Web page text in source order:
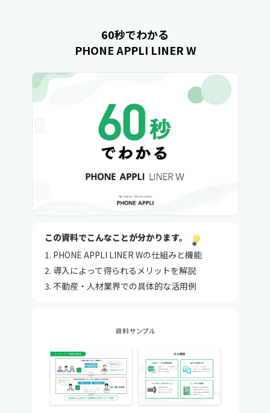
60秒でわかる
PHONE APPLI LINER W
この資料でこんなことが分かります。
PHONE APPLI LINER Wの仕組みと機能
導入によって得られるメリットを解説
不動産・人材業界での具体的な活用例